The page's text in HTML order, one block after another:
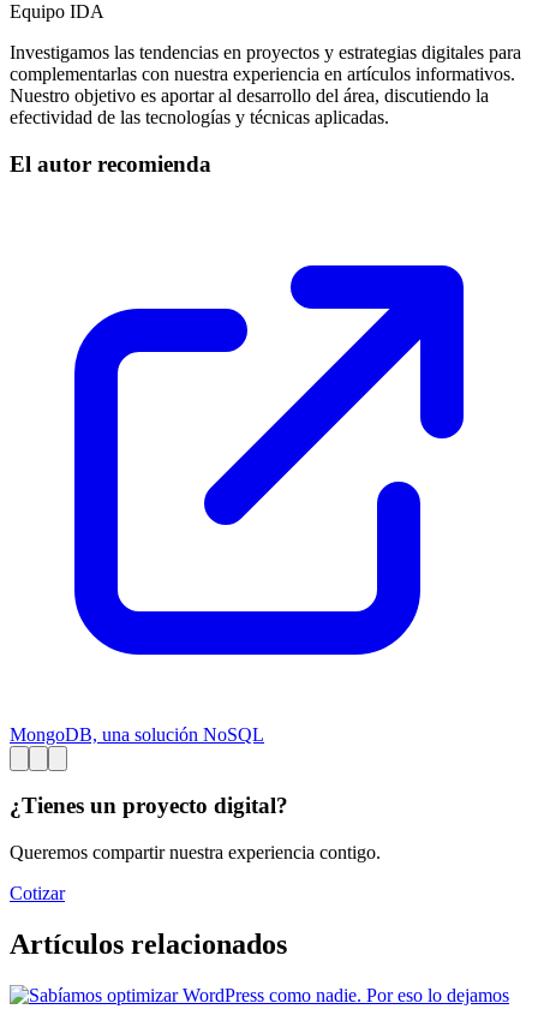
Equipo IDA
Investigamos las tendencias en proyectos y estrategias digitales para
complementarlas con nuestra experiencia en artículos informativos.
Nuestro objetivo es aportar al desarrollo del área, discutiendo la
efectividad de las tecnologías y técnicas aplicadas.
El autor recomienda
MongoDB, una solución NoSQL
¿Tienes un proyecto digital?
Queremos compartir nuestra experiencia contigo.
Cotizar
Artículos relacionados